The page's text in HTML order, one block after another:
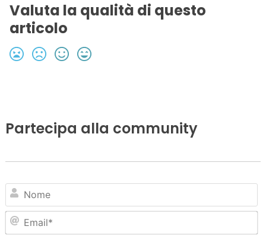
Valuta la qualità di questo
articolo
Partecipa alla community